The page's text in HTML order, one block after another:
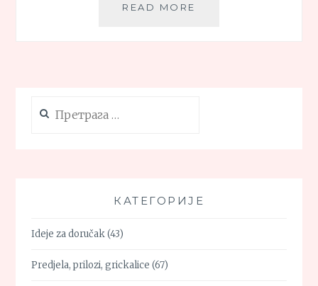
READ MORE
за:
КАТЕГОРИЈЕ
Ideje za doručak(43)
Predjela, prilozi, grickalice (67)